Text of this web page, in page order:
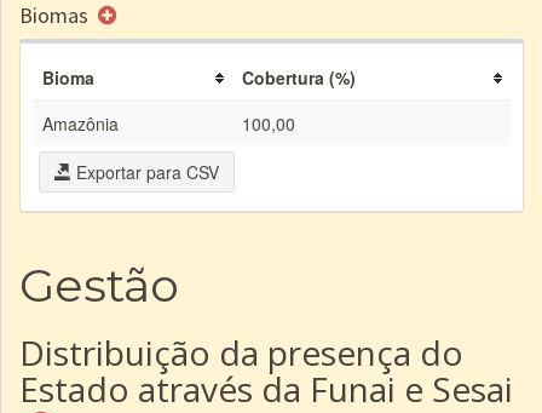
Biomas
Bioma
Cobertura (%)
Amazônia
100,00
Exportar para CSV
Gestão
Distribuição da presença do
Estado através da Funai e Sesai